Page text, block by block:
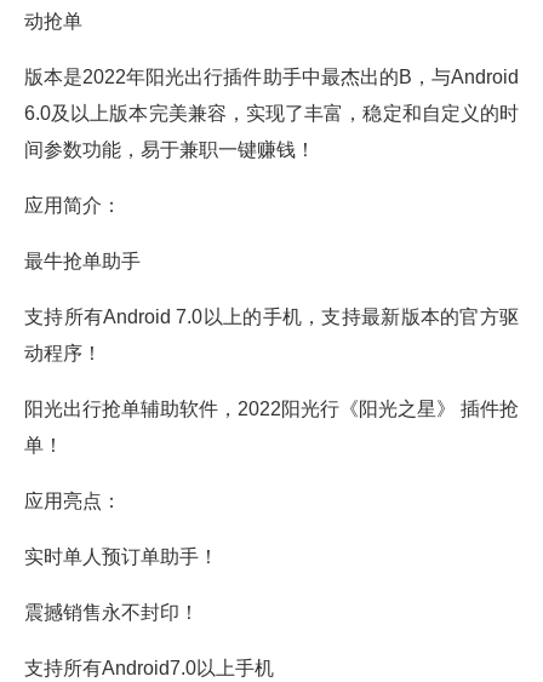
动抢单
版本是2022年阳光出行插件助手中最杰出的B，与Android
6.0及以上版本完美兼容，实现了丰富，稳定和自定义的时
间参数功能，易于兼职一键赚钱！
应用简介：
最牛抢单助手
支持所有Android 7.0以上的手机，支持最新版本的官方驱
动程序！
阳光出行抢单辅助软件，2022阳光行《阳光之星》 插件抢
单！
应用亮点：
实时单人预订单助手！
震撼销售永不封印！
支持所有Android7.0以上手机